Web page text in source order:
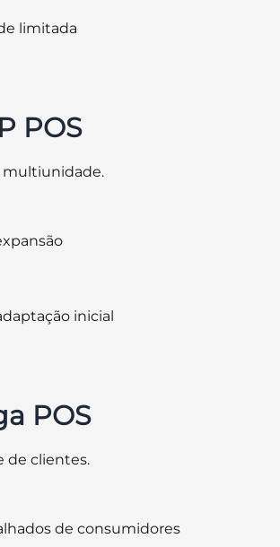
limitada
POS
multiunidade.
inicial
POS
de clientes.
de consumidores